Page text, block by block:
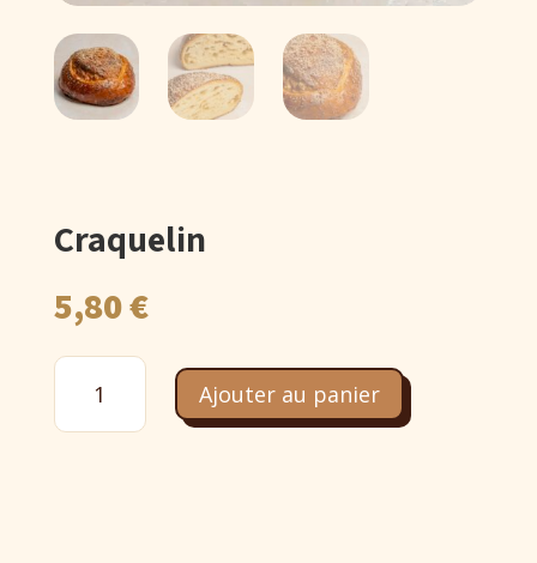
Craquelin
5,80€
quantité
Craquelin
Ajouter au panier